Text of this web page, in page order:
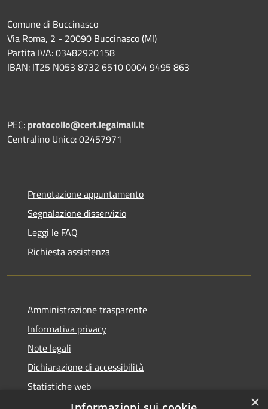
Comune di Buccinasco
Via Roma, 2 - 20090 Buccinasco (MI)
Partita IVA: 03482920158
IBAN: IT25 N053 8732 6510 0004 9495 863
PEC: protocollo@cert.legalmail.it
Centralino Unico: 02457971
Prenotazione appuntamento
Segnalazione disservizio
Leggi le FAQ
Richiesta assistenza
Amministrazione trasparente
Informativa privacy
Note legali
Dichiarazione di accessibilità
Statistiche web
×